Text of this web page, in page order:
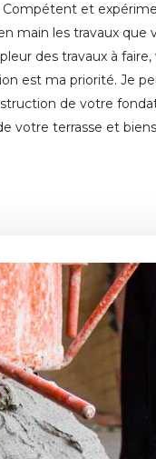
et
main les travaux que
des travaux à
est ma priorité. Je
de votre
votre terrasse et